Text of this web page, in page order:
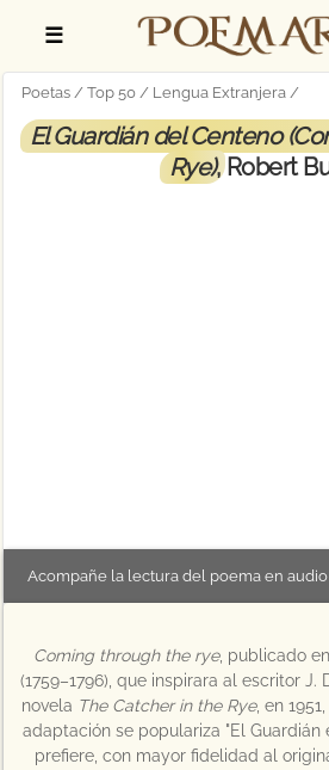
☰
Poetas Top 50 Lengua Extranjera
El Guardián del Centeno
Rye), Robert
Acompañe la lectura del poema en audio
Coming through the rye, publicado
(1759–1796), que inspirara al escritor
novela The Catcher in the Rye, en
adaptación se populariza "El Guardián
prefiere, con mayor fidelidad al